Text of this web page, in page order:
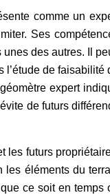
comme un
Ses
des autres. Il
l’étude de faisabilité
expert
de futurs
les futurs
éléments du
ce soit en temps